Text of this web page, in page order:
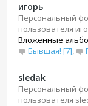
игорь
Персональный
пользователя
Вложенные
Бывшая! [7],
sledak
Персональный
пользователя